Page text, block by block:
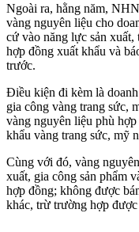
Ngoài ra, hằng năm,
vàng nguyên liệu cho
cứ vào năng lực sản
hợp đồng xuất khẩu và
trước.
Điều kiện đi kèm là
gia công vàng trang sức,
vàng nguyên liệu phù
khẩu vàng trang sức, mỹ
Cùng với đó, vàng
xuất, gia công sản phẩm
hợp đồng; không được
khác, trừ trường hợp